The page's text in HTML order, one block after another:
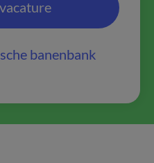
banenbank